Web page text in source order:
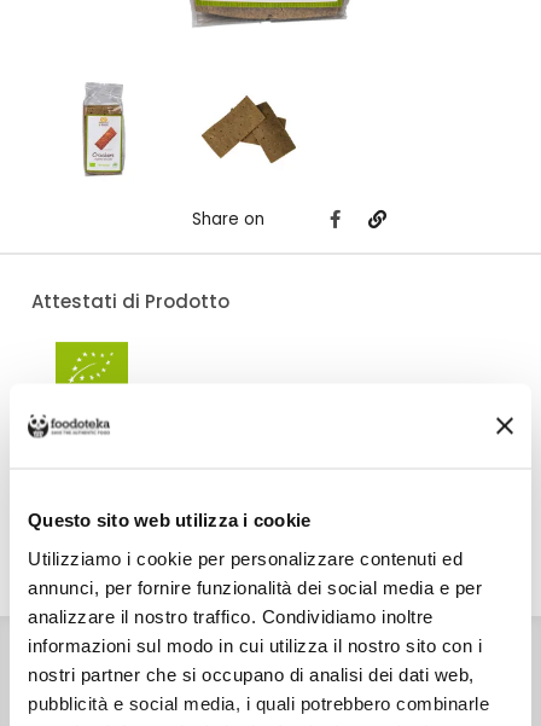
Questo sito web utilizza i cookie
Utilizziamo i cookie per personalizzare contenuti ed
annunci, per fornire funzionalità dei social media e per
analizzare il nostro traffico. Condividiamo inoltre
informazioni sul modo in cui utilizza il nostro sito con i
nostri partner che si occupano di analisi dei dati web,
pubblicità e social media, i quali potrebbero combinarle
Share on
Attestati di Prodotto
Costo di spedizione
DETTAGLI VALORI NUTRIZIONALI ALLERGENI
INGREDIENTI
extravergine di oliva bio 9%, sale, agente lievitante
(bicarbonato di sodio).